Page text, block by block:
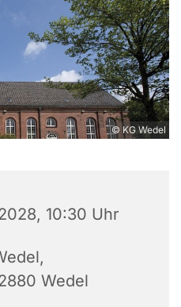
© KG Wedel
10:30 Uhr
Wedel